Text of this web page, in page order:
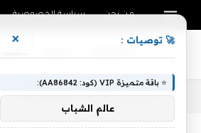
من نحن سياسة الخصوصية
أنت الآن تتصفح: Home»SOC
🚀 توصيات : ×
⭐ باقة متميزة VIP (كود: AA86842):
عالم الشباب